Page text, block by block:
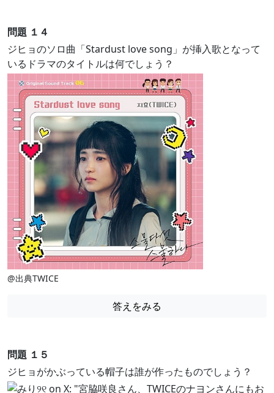
問題 １４
ジヒョのソロ曲「Stardust love song」が挿入歌となって
いるドラマのタイトルは何でしょう？
@出典TWICE
答えをみる
問題 １５
ジヒョがかぶっている帽子は誰が作ったものでしょう？